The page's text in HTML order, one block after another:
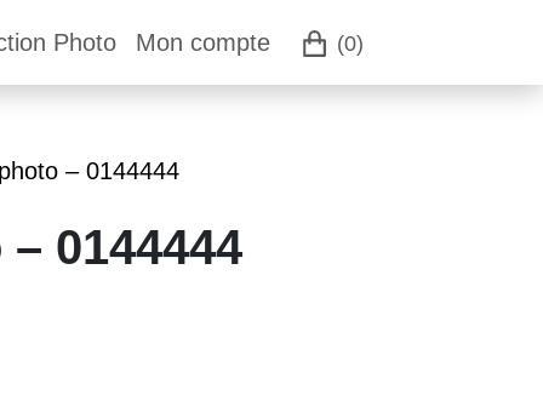
(0)
Photo Mon compte
– 0144444
0144444